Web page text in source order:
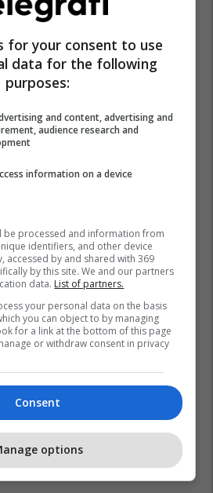
Flamingo
for your consent to use
data for the following
purposes:
and content, advertising and
audience research and
information on a device
be processed and information from
identifiers, and other device
accessed by and shared with 369
by this site. We and our partners
data. List of partners.
your personal data on the basis
you can object to by managing
for a link at the bottom of this page
or withdraw consent in privacy
Consent
options